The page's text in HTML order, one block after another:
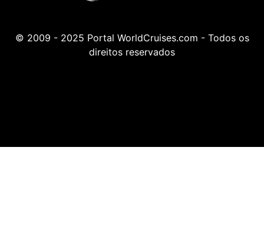
© 2009 - 2025 Portal WorldCruises.com - Todos os
direitos reservados